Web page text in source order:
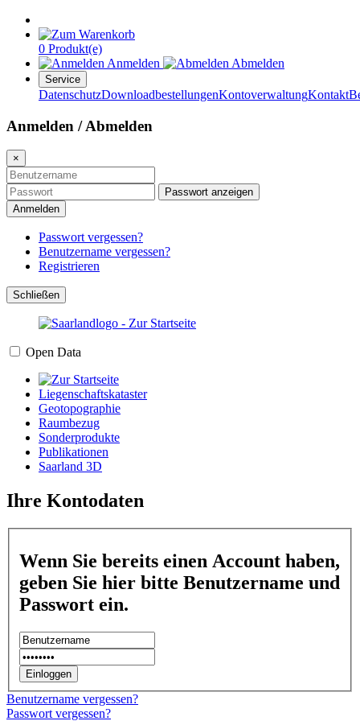
0 Produkt(e)
Anmelden
Abmelden
Service
DatenschutzDownloadbestellungenKontoverwaltungKontakt
Anmelden / Abmelden
×
Passwort anzeigen
Anmelden
Passwort vergessen?
Benutzername vergessen?
Registrieren
Schließen
Open Data
Liegenschaftskataster
Geotopographie
Raumbezug
Sonderprodukte
Publikationen
Saarland 3D
Ihre Kontodaten
Wenn Sie bereits einen Account haben,
geben Sie hier bitte Benutzername und
Passwort ein.
Benutzername vergessen?
Passwort vergessen?